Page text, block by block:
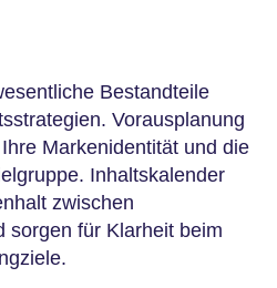
Bestandteile
Vorausplanung
Markenidentität und die
Inhaltskalender
zwischen
sorgen für Klarheit beim